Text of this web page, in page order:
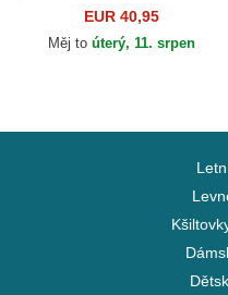
On Field Los Angeles Angels
MLB New Era
EUR 40,95
Měj to úterý, 11. srpen